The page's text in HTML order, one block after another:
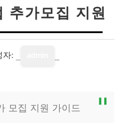
추가모집 지원
자:
모집 지원 가이드